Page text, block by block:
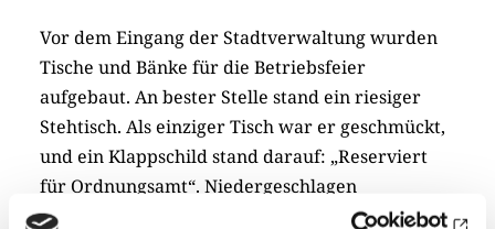
Vor dem Eingang der Stadtverwaltung wurden
Tische und Bänke für die Betriebsfeier
aufgebaut. An bester Stelle stand ein riesiger
Stehtisch. Als einziger Tisch war er geschmückt,
und ein Klappschild stand darauf: „Reserviert
für Ordnungsamt“. Niedergeschlagen
betrachteten die Rotarier dieses Symbol der